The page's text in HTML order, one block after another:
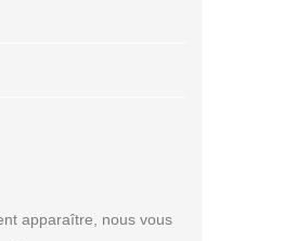
apparaître, nous vous